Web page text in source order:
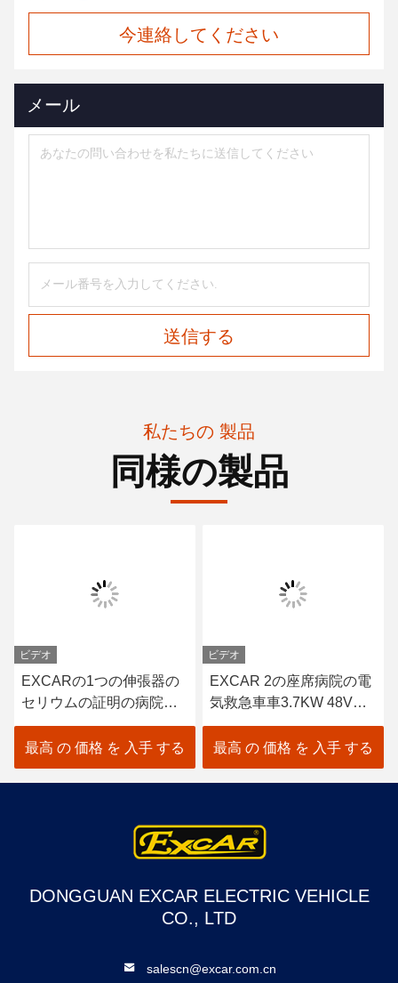
今連絡してください
メール
送信する
私たちの 製品
同様の製品
ビデオ
EXCARの1つの伸張器の
セリウムの証明の病院の
ための小型救急車のゴル
フ カート
最高 の 価格 を 入手 する
ビデオ
EXCAR 2の座席病院の電
気救急車車3.7KW 48Vト
ロイ電池の救急車車
最高 の 価格 を 入手 する
DONGGUAN EXCAR ELECTRIC VEHICLE
CO., LTD
salescn@excar.com.cn